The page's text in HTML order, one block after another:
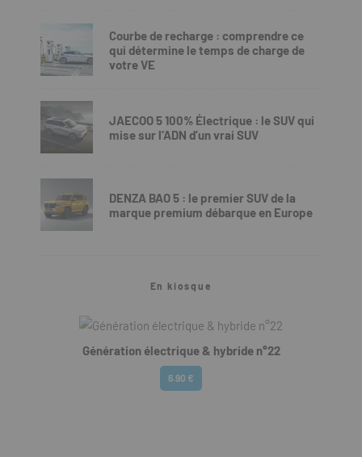
Courbe de recharge : comprendre ce
qui détermine le temps de charge de
votre VE
JAECOO 5 100% Électrique : le SUV qui
mise sur l’ADN d’un vrai SUV
DENZA BAO 5 : le premier SUV de la
marque premium débarque en Europe
En kiosque
Génération électrique & hybride n°22
6.90 €